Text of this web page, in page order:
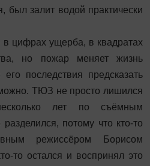
был залит водой практически
цифрах ущерба, в квадратах
но пожар меняет жизнь
последствия предсказать
ТЮЗ не просто лишился
лет по съёмным
потому что кто-то
режиссёром Борисом
то остался и воспринял это